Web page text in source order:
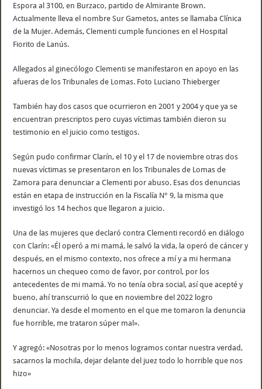
Espora al 3100, en Burzaco, partido de Almirante Brown.
Actualmente lleva el nombre Sur Gametos, antes se llamaba Clínica
de la Mujer. Además, Clementi cumple funciones en el Hospital
Fiorito de Lanús.
Allegados al ginecólogo Clementi se manifestaron en apoyo en las
afueras de los Tribunales de Lomas. Foto Luciano Thieberger
También hay dos casos que ocurrieron en 2001 y 2004 y que ya se
encuentran prescriptos pero cuyas víctimas también dieron su
testimonio en el juicio como testigos.
Según pudo confirmar Clarín, el 10 y el 17 de noviembre otras dos
nuevas víctimas se presentaron en los Tribunales de Lomas de
Zamora para denunciar a Clementi por abuso. Esas dos denuncias
están en etapa de instrucción en la Fiscalía N° 9, la misma que
investigó los 14 hechos que llegaron a juicio.
Una de las mujeres que declaró contra Clementi recordó en diálogo
con Clarín: «Él operó a mi mamá, le salvó la vida, la operó de cáncer y
después, en el mismo contexto, nos ofrece a mí y a mi hermana
hacernos un chequeo como de favor, por control, por los
antecedentes de mi mamá. Yo no tenía obra social, así que acepté y
bueno, ahí transcurrió lo que en noviembre del 2022 logro
denunciar. Ya desde el momento en el que me tomaron la denuncia
fue horrible, me trataron súper mal».
Y agregó: «Nosotras por lo menos logramos contar nuestra verdad,
sacarnos la mochila, dejar delante del juez todo lo horrible que nos
hizo»